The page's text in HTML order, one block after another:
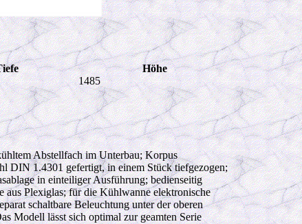
Höhe
1485
Abstellfach im Unterbau; Korpus
DIN 1.4301 gefertigt, in einem Stück tiefgezogen;
in einteiliger Ausführung; bedienseitig
aus Plexiglas; für die Kühlwanne elektronische
schaltbare Beleuchtung unter der oberen
Modell lässt sich optimal zur geamten Serie